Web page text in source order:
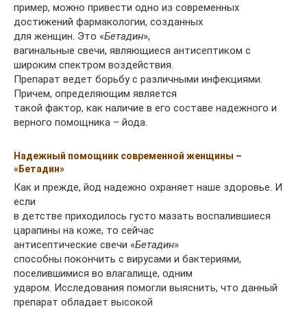
пример, можно привести одно из современных
достижений фармакологии, созданных
для женщин. Это «Бетадин»,
вагинальные свечи, являющиеся антисептиком с
широким спектром воздействия.
Препарат ведет борьбу с различными инфекциями.
Причем, определяющим является
такой фактор, как наличие в его составе надежного и
верного помощника – йода.
Надежный помощник современной женщины –
«Бетадин»
Как и прежде, йод надежно охраняет наше здоровье. И
если
в детстве приходилось густо мазать воспалившиеся
царапины на коже, то сейчас
антисептические свечи «Бетадин»
способны покончить с вирусами и бактериями,
поселившимися во влагалище, одним
ударом. Исследования помогли выяснить, что данный
препарат обладает высокой